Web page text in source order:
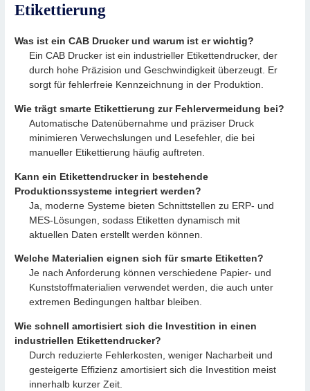
Etikettierung
Was ist ein CAB Drucker und warum ist er wichtig?
Ein CAB Drucker ist ein industrieller Etikettendrucker, der
durch hohe Präzision und Geschwindigkeit überzeugt. Er
sorgt für fehlerfreie Kennzeichnung in der Produktion.
Wie trägt smarte Etikettierung zur Fehlervermeidung bei?
Automatische Datenübernahme und präziser Druck
minimieren Verwechslungen und Lesefehler, die bei
manueller Etikettierung häufig auftreten.
Kann ein Etikettendrucker in bestehende
Produktionssysteme integriert werden?
Ja, moderne Systeme bieten Schnittstellen zu ERP- und
MES-Lösungen, sodass Etiketten dynamisch mit
aktuellen Daten erstellt werden können.
Welche Materialien eignen sich für smarte Etiketten?
Je nach Anforderung können verschiedene Papier- und
Kunststoffmaterialien verwendet werden, die auch unter
extremen Bedingungen haltbar bleiben.
Wie schnell amortisiert sich die Investition in einen
industriellen Etikettendrucker?
Durch reduzierte Fehlerkosten, weniger Nacharbeit und
gesteigerte Effizienz amortisiert sich die Investition meist
innerhalb kurzer Zeit.